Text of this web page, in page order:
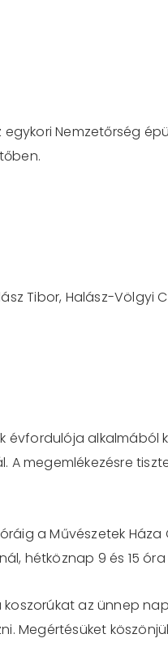
egykori Nemzetőrség
Tibor, Halász-Völgyi
évfordulója alkalmából
megemlékezésre
a Művészetek
hétköznap 9 és 15
az ünnep
Megértésüket